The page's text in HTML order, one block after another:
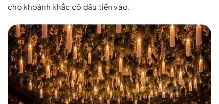
cho khoảnh khắc cô dâu tiến vào.